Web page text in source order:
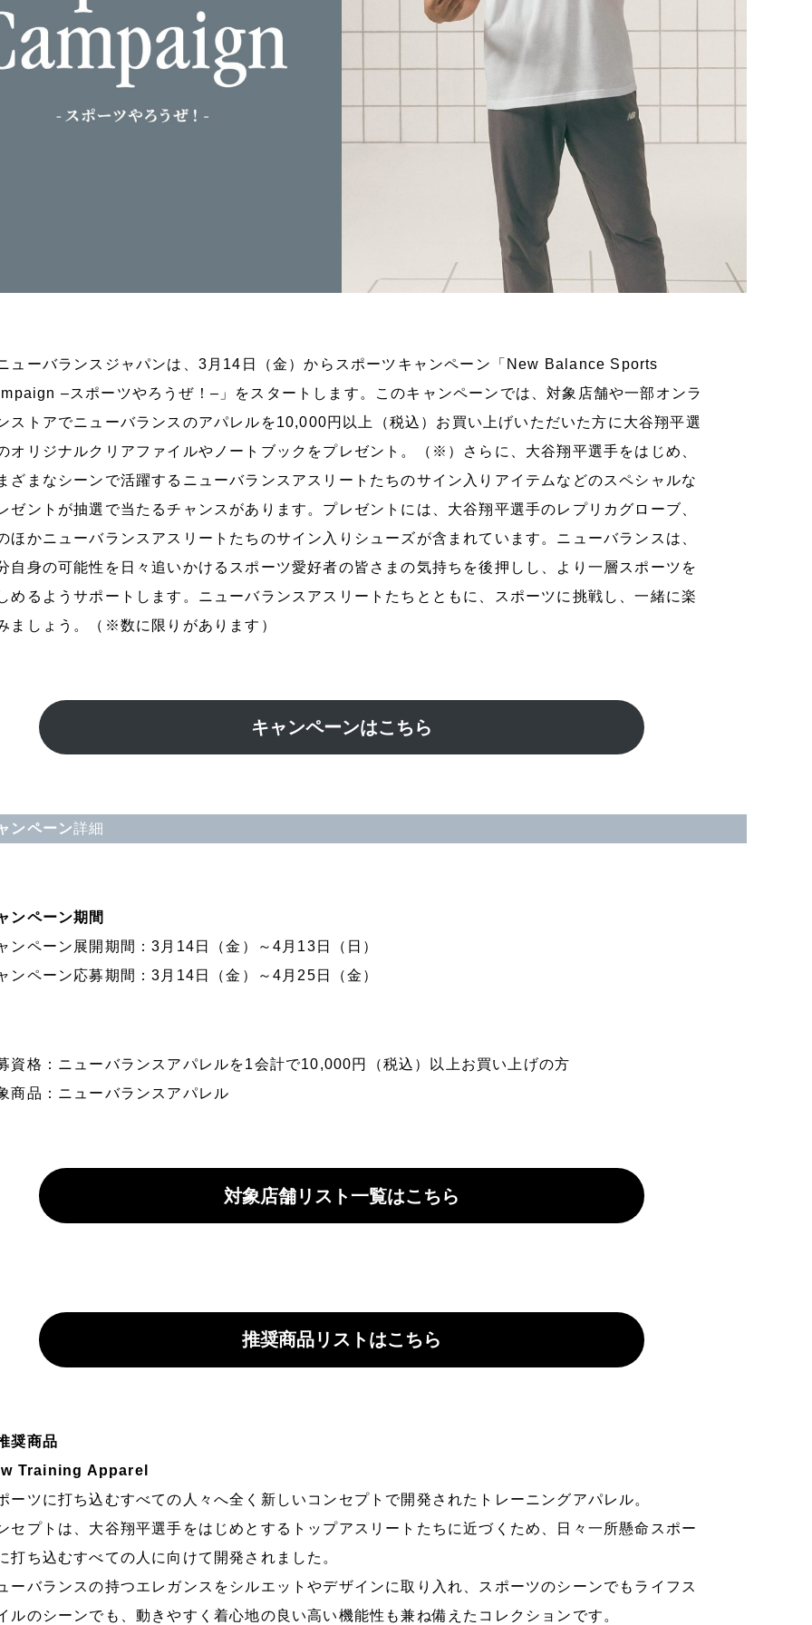
ューバランスジャパンは、3月14日（金）からスポーツキャンペーン「New Balance Sports
–スポーツやろうぜ！–」をスタートします。このキャンペーンでは、対象店舗や一部オンラ
ストアでニューバランスのアパレルを10,000円以上（税込）お買い上げいただいた方に大谷翔平選
オリジナルクリアファイルやノートブックをプレゼント。（※）さらに、大谷翔平選手をはじめ、
ざまなシーンで活躍するニューバランスアスリートたちのサイン入りアイテムなどのスペシャルな
ゼントが抽選で当たるチャンスがあります。プレゼントには、大谷翔平選手のレプリカグローブ、
ほかニューバランスアスリートたちのサイン入りシューズが含まれています。ニューバランスは、
自身の可能性を日々追いかけるスポーツ愛好者の皆さまの気持ちを後押しし、より一層スポーツを
めるようサポートします。ニューバランスアスリートたちとともに、スポーツに挑戦し、一緒に楽
ましょう。（※数に限りがあります）
キャンペーンはこちら
ンペーン詳細
ンペーン期間
ンペーン展開期間：3月14日（金）～4月13日（日）
ンペーン応募期間：3月14日（金）～4月25日（金）
資格：ニューバランスアパレルを1会計で10,000円（税込）以上お買い上げの方
商品：ニューバランスアパレル
対象店舗リスト一覧はこちら
推奨商品リストはこちら
奨商品
Training Apparel
ーツに打ち込むすべての人々へ全く新しいコンセプトで開発されたトレーニングアパレル。
セプトは、大谷翔平選手をはじめとするトップアスリートたちに近づくため、日々一所懸命スポー
打ち込むすべての人に向けて開発されました。
ーバランスの持つエレガンスをシルエットやデザインに取り入れ、スポーツのシーンでもライフス
ルのシーンでも、動きやすく着心地の良い高い機能性も兼ね備えたコレクションです。